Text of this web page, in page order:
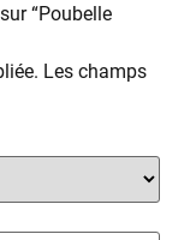
“Poubelle
Les champs